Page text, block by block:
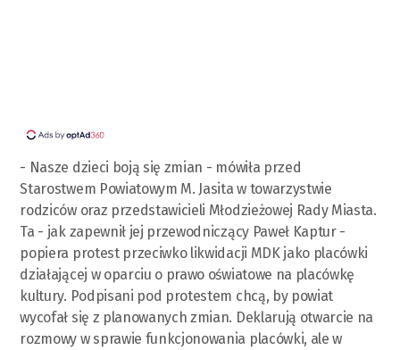
- Nasze dzieci boją się zmian - mówiła przed
Starostwem Powiatowym M. Jasita w towarzystwie
rodziców oraz przedstawicieli Młodzieżowej Rady Miasta.
Ta - jak zapewnił jej przewodniczący Paweł Kaptur -
popiera protest przeciwko likwidacji MDK jako placówki
działającej w oparciu o prawo oświatowe na placówkę
kultury. Podpisani pod protestem chcą, by powiat
wycofał się z planowanych zmian. Deklarują otwarcie na
rozmowy w sprawie funkcjonowania placówki, ale w